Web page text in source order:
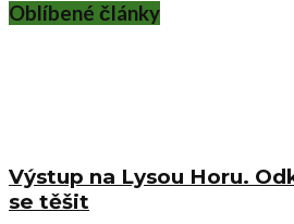
Oblíbené články
Výstup na Lysou Horu.
se těšit